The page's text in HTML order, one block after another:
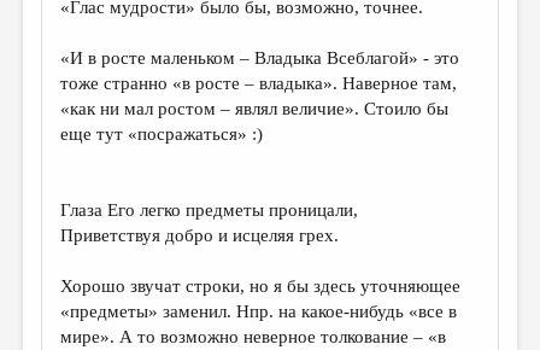
«Глас мудрости» было бы, возможно, точнее.
«И в росте маленьком – Владыка Всеблагой» - это
тоже странно «в росте – владыка». Наверное там,
«как ни мал ростом – являл величие». Стоило бы
еще тут «посражаться» :)
Глаза Его легко предметы проницали,
Приветствуя добро и исцеляя грех.
Хорошо звучат строки, но я бы здесь уточняющее
«предметы» заменил. Нпр. на какое-нибудь «все в
мире». А то возможно неверное толкование – «в